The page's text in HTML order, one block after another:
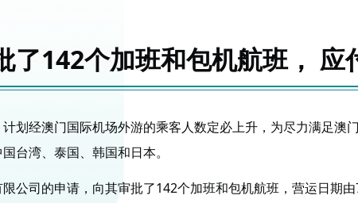
了142个加班和包机航班，
划经澳门国际机场外游的乘客人数定必上升，为尽力满足
台湾、泰国、韩国和日本。
公司的申请，向其审批了142个加班和包机航班，营运日